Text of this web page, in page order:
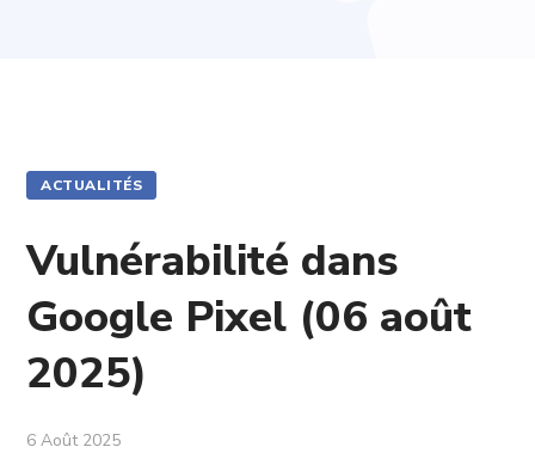
ACTUALITÉS
Vulnérabilité dans
Google Pixel (06 août
2025)
6 Août 2025